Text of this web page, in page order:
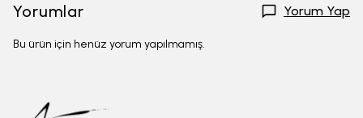
Yorumlar Yorum Yap
Bu ürün için henüz yorum yapılmamış.